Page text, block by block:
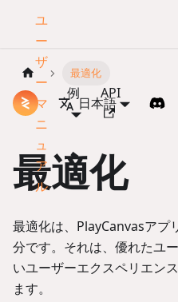
ドキュメント
ユ
ー
ザ
ー
マ
ニ
ュ
ア
ル
例 API
日本語
最適化
最適化
最適化は、PlayCanvasアプ
分です。それは、優れたユ
いユーザーエクスペリエン
ます。